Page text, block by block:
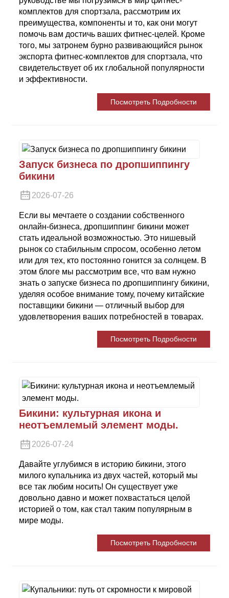
комплектов для спортзала, рассмотрим их
преимущества, компоненты и то, как они могут
помочь вам достичь ваших фитнес-целей. Кроме
того, мы затронем бурно развивающийся рынок
экспорта фитнес-комплектов для спортзала, что
свидетельствует об их глобальной популярности
и эффективности.
Посмотреть Подробности
Запуск бизнеса по дропшиппингу
бикини
2026-07-26
Если вы мечтаете о создании собственного
онлайн-бизнеса, дропшиппинг бикини может
стать идеальной возможностью. Это нишевый
рынок со стабильным спросом, особенно летом
или для тех, кто постоянно гонится за солнцем. В
этом блоге мы рассмотрим все, что вам нужно
знать о запуске бизнеса по дропшиппингу бикини,
уделяя особое внимание тому, почему китайские
поставщики бикини — отличный выбор для
удовлетворения ваших потребностей в товарах.
Посмотреть Подробности
Бикини: культурная икона и
неотъемлемый элемент моды.
2026-07-24
Давайте углубимся в историю бикини, этого
милого купальника из двух частей, который мы
все так любим носить! Он существует уже
довольно давно и может похвастаться целой
историей о том, как стал таким популярным в
мире моды.
Посмотреть Подробности